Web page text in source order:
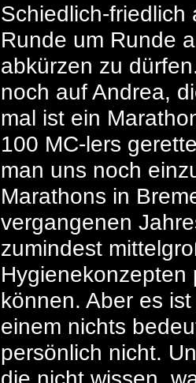
Schiedlich-
Runde um Runde
abkürzen zu
noch auf Andrea,
mal ist ein
100 MC-lers
man uns noch
Marathons in
vergangenen
zumindest
können. Aber es
einem nichts
persönlich nicht.